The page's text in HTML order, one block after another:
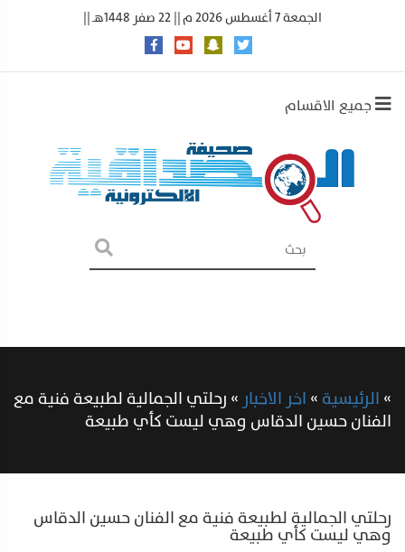
الجمعة 7 أغسطس 2026 م || 22 صفر 1448هـ ||
جميع الاقسام
»الرئيسية»اخر الاخبار »رحلتي الجمالية لطبيعة فنية مع
الفنان حسين الدقاس وهي ليست كأي طبيعة
رحلتي الجمالية لطبيعة فنية مع الفنان حسين الدقاس
وهي ليست كأي طبيعة